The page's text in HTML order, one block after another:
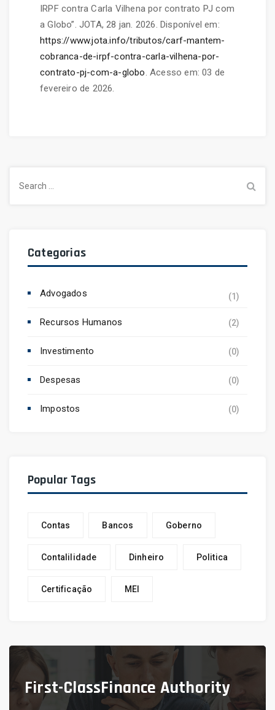
IRPF contra Carla Vilhena por contrato PJ com
a Globo”. JOTA, 28 jan. 2026. Disponível em:
https://www.jota.info/tributos/carf-mantem-
cobranca-de-irpf-contra-carla-vilhena-por-
contrato-pj-com-a-globo. Acesso em: 03 de
fevereiro de 2026.
for:
Categorias
Advogados (1)
Recursos Humanos (2)
Investimento (0)
Despesas (0)
Impostos (0)
Popular Tags
Contas Bancos Goberno
Contalilidade Dinheiro Politica
Certificação MEI
First-ClassFinance Authority